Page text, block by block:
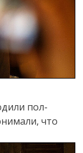
пол-
что